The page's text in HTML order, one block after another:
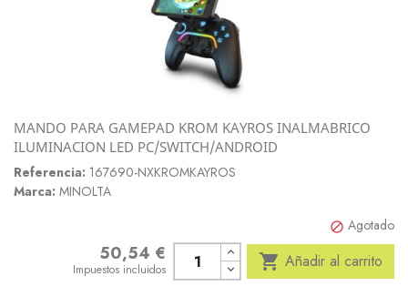
MANDO PARA GAMEPAD KROM KAYROS INALMABRICO
ILUMINACION LED PC/SWITCH/ANDROID
Referencia: 167690-NXKROMKAYROS
Marca: MINOLTA
 Agotado
Precio50,54 €
Impuestos incluidos  Añadir al carrito